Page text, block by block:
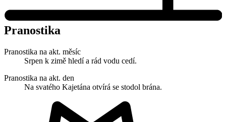
Pranostika
Pranostika na akt. měsíc
Srpen k zimě hledí a rád vodu cedí.
Pranostika na akt. den
Na svatého Kajetána otvírá se stodol brána.